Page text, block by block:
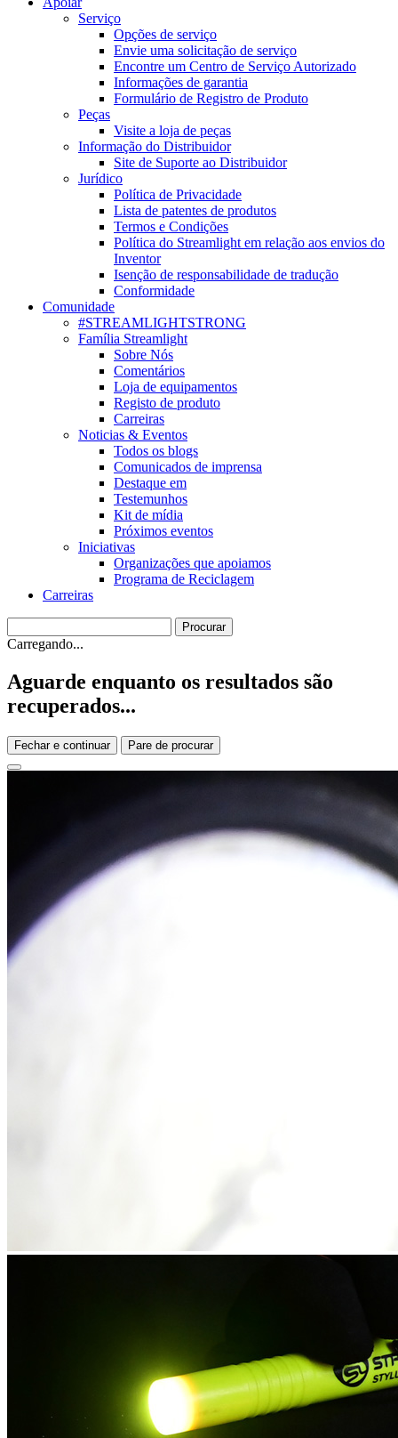
Serviço
Opções de serviço
Envie uma solicitação de serviço
Encontre um Centro de Serviço Autorizado
Informações de garantia
Formulário de Registro de Produto
Peças
Visite a loja de peças
Informação do Distribuidor
Site de Suporte ao Distribuidor
Jurídico
Política de Privacidade
Lista de patentes de produtos
Termos e Condições
Política do Streamlight em relação aos envios do
Inventor
Isenção de responsabilidade de tradução
Conformidade
Comunidade
#STREAMLIGHTSTRONG
Família Streamlight
Sobre Nós
Comentários
Loja de equipamentos
Registo de produto
Carreiras
Noticias & Eventos
Todos os blogs
Comunicados de imprensa
Destaque em
Testemunhos
Kit de mídia
Próximos eventos
Iniciativas
Organizações que apoiamos
Programa de Reciclagem
Carreiras
Carregando...
Aguarde enquanto os resultados são
recuperados...
Fechar e continuar Pare de procurar